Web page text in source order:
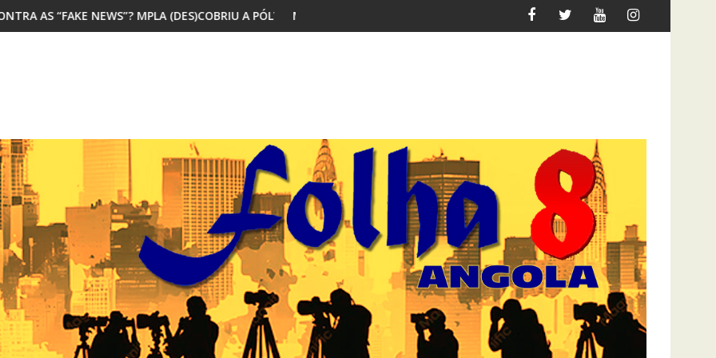
(DES)COBRIU A PÓLVORAMAIORIA DOS JOVENS AFRICANOS QUER MIGRAR ATAQUE À UNITEL AINDA AFECTA A VIDA